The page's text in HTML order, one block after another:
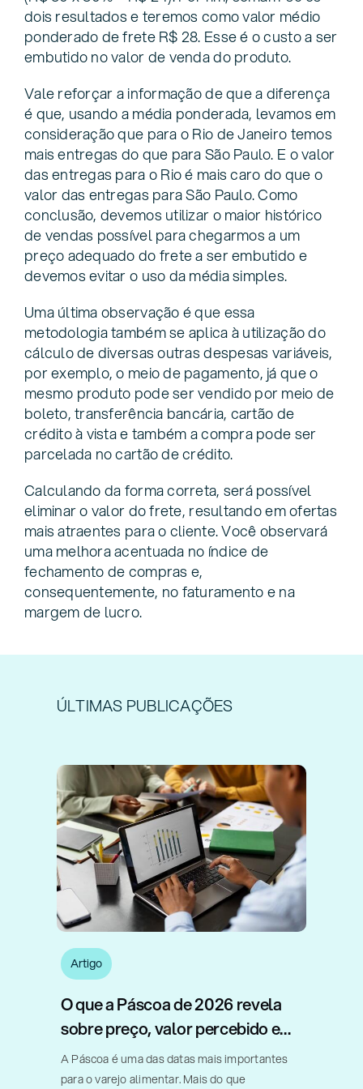
dois resultados e teremos como valor médio
ponderado de frete R$ 28. Esse é o custo a ser
embutido no valor de venda do produto.
Vale reforçar a informação de que a diferença
é que, usando a média ponderada, levamos em
consideração que para o Rio de Janeiro temos
mais entregas do que para São Paulo. E o valor
das entregas para o Rio é mais caro do que o
valor das entregas para São Paulo. Como
conclusão, devemos utilizar o maior histórico
de vendas possível para chegarmos a um
preço adequado do frete a ser embutido e
devemos evitar o uso da média simples.
Uma última observação é que essa
metodologia também se aplica à utilização do
cálculo de diversas outras despesas variáveis,
por exemplo, o meio de pagamento, já que o
mesmo produto pode ser vendido por meio de
boleto, transferência bancária, cartão de
crédito à vista e também a compra pode ser
parcelada no cartão de crédito.
Calculando da forma correta, será possível
eliminar o valor do frete, resultando em ofertas
mais atraentes para o cliente. Você observará
uma melhora acentuada no índice de
fechamento de compras e,
consequentemente, no faturamento e na
margem de lucro.
ÚLTIMAS PUBLICAÇÕES
Artigo
O que a Páscoa de 2026 revela
sobre preço, valor percebido e
estratégia no varejo
A Páscoa é uma das datas mais importantes
para o varejo alimentar. Mais do que